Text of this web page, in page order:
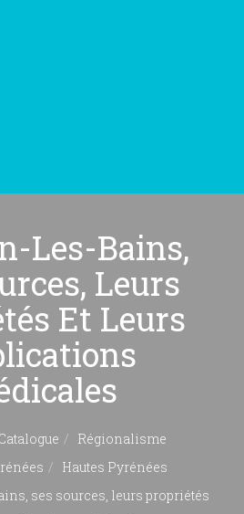
Les-Bains,
Leurs
Et Leurs
Régionalisme
Hautes Pyrénées
ses sources, leurs propriétés